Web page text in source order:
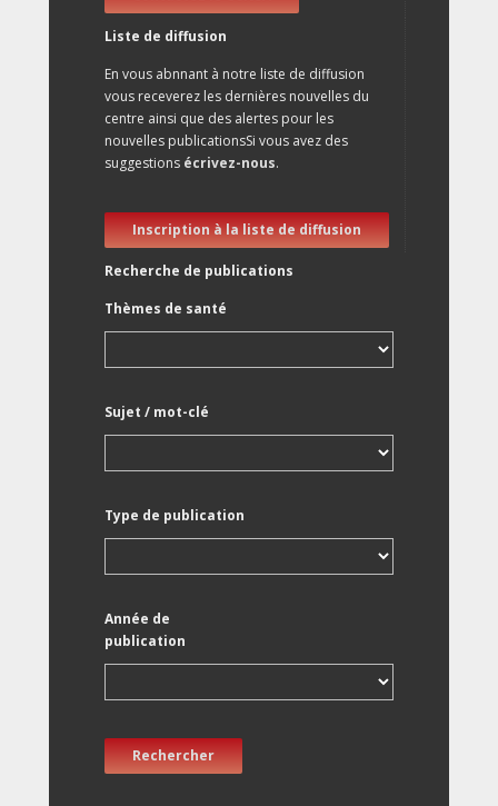
Liste de diffusion
En vous abnnant à notre liste de diffusion
vous receverez les dernières nouvelles du
centre ainsi que des alertes pour les
nouvelles publicationsSi vous avez des
suggestions écrivez-nous.
Inscription à la liste de diffusion
Recherche de publications
Thèmes de santé
Sujet / mot-clé
Type de publication
Année de
publication
Rechercher